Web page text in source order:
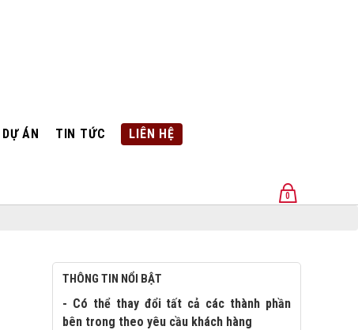
DỰ ÁN TIN TỨC LIÊN HỆ
0
THÔNG TIN NỔI BẬT
- Có thể thay đổi tất cả các thành phần
bên trong theo yêu cầu khách hàng